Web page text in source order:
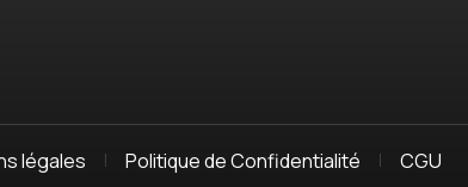
légales Politique de Confidentialité CGU